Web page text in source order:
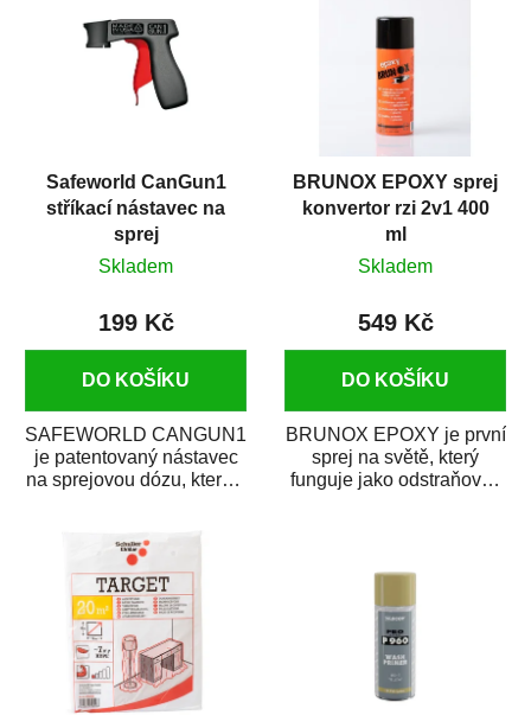
Safeworld CanGun1
stříkací nástavec na
sprej
Skladem
199 Kč
DO KOŠÍKU
SAFEWORLD CANGUN1
je patentovaný nástavec
na sprejovou dózu, který ji
BRUNOX EPOXY sprej
konvertor rzi 2v1 400
ml
Skladem
549 Kč
DO KOŠÍKU
BRUNOX EPOXY je první
sprej na světě, který
funguje jako odstraňovač